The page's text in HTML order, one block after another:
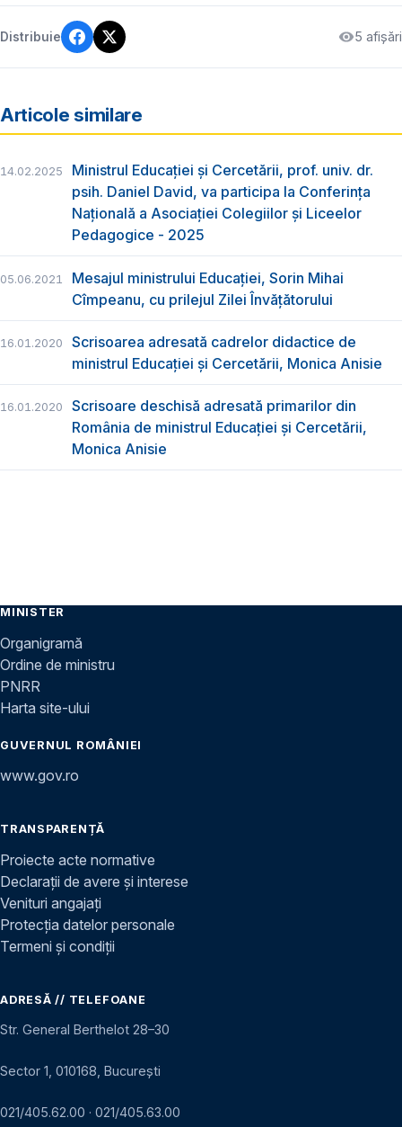
Distribuie 5 afișări
Articole similare
14.02.2025
Ministrul Educației și Cercetării, prof. univ. dr.
psih. Daniel David, va participa la Conferința
Națională a Asociației Colegiilor și Liceelor
Pedagogice - 2025
05.06.2021
Mesajul ministrului Educației, Sorin Mihai
Cîmpeanu, cu prilejul Zilei Învățătorului
16.01.2020
Scrisoarea adresată cadrelor didactice de
ministrul Educației și Cercetării, Monica Anisie
16.01.2020
Scrisoare deschisă adresată primarilor din
România de ministrul Educației și Cercetării,
Monica Anisie
MINISTER
Organigramă
Ordine de ministru
PNRR
Harta site-ului
GUVERNUL ROMÂNIEI
www.gov.ro
TRANSPARENȚĂ
Proiecte acte normative
Declarații de avere și interese
Venituri angajați
Protecția datelor personale
Termeni și condiții
ADRESĂ // TELEFOANE
Str. General Berthelot 28–30
Sector 1, 010168, București
021/405.62.00 · 021/405.63.00